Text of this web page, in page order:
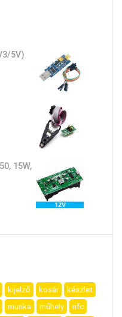
5V)
15W,
kijelző kosár
készlet
munka műhely
nfc